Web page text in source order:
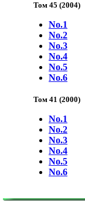
Том 45 (2004)
No.1
No.2
No.3
No.4
No.5
No.6
Том 41 (2000)
No.1
No.2
No.3
No.4
No.5
No.6